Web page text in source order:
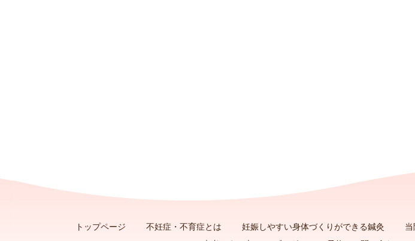
トップページ 不妊症・不育症とは 妊娠しやすい身体づくりができる鍼灸